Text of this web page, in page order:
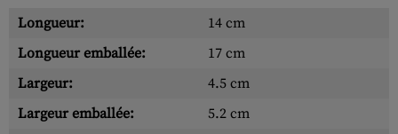
Longueur:
14 cm
Longueur emballée:
17 cm
Largeur:
4.5 cm
Largeur emballée:
5.2 cm